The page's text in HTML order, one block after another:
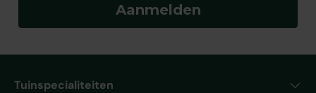
Aanmelden
Tuinspecialiteiten